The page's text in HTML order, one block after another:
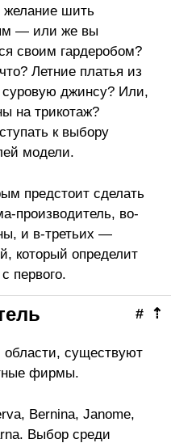
шить
— или же вы
своим гардеробом?
Летние платья из
суровую джинсу? Или,
на трикотаж?
к выбору
модели.
предстоит сделать
производитель, во-
и в-третьих —
который определит
первого.
⇡
#
области, существуют
фирмы.
Bernina, Janome,
Выбор среди